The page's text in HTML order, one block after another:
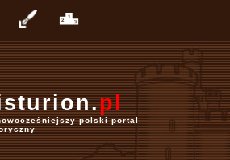
pl
polski portal